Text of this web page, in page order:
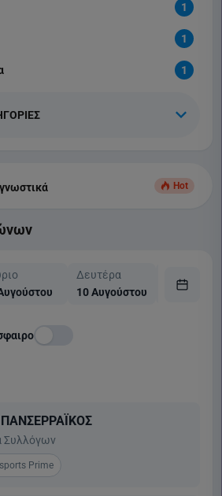
1
1
1
Hot
Δευτέρα
10 Αυγούστου
11
Συλλόγων
Prime